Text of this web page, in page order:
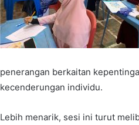
penerangan berkaitan
kecenderungan individu.
Lebih menarik, sesi ini turut